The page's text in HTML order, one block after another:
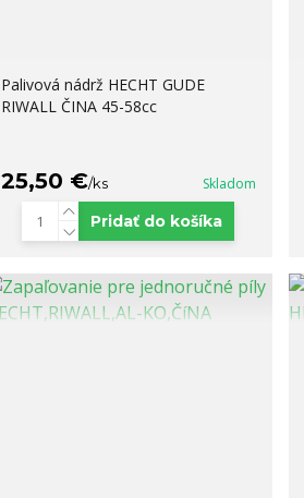
Palivová nádrž HECHT GUDE
RIWALL ČINA 45-58cc
25,50 €/ks Skladom
Pridať do košíka